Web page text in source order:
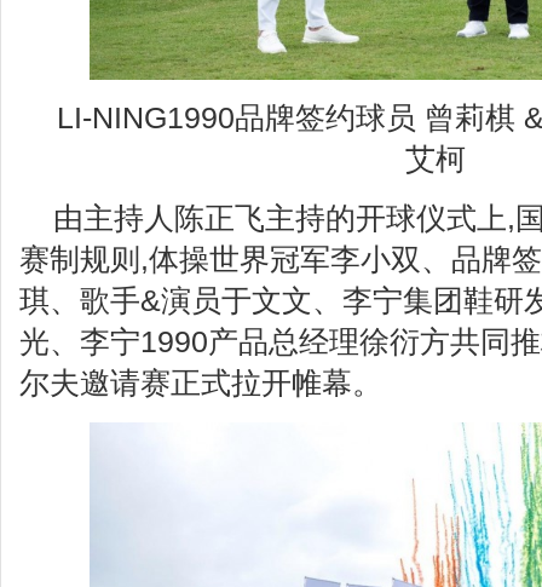
LI-NING1990品牌签约球员 曾莉棋
艾柯
由主持人陈正飞主持的开球仪式上,
赛制规则,体操世界冠军李小双、品牌
琪、歌手&演员于文文、李宁集团鞋研
光、李宁1990产品总经理徐衍方共同
尔夫邀请赛正式拉开帷幕。